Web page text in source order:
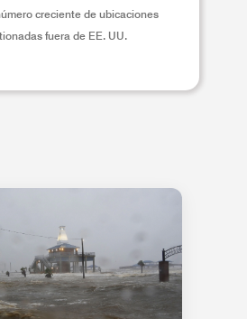
creciente de ubicaciones
fuera de EE. UU.